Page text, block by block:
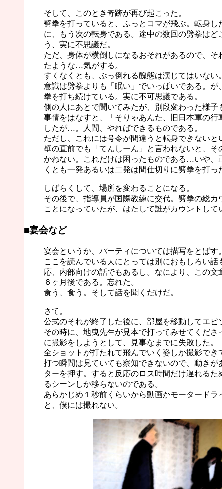
そして、このとき奇跡が再び起こった。
劈拳を打っていると、ふっとコマが飛ぶ。転身し
に、もう次の転身である。途中の数回の劈拳はど
う、実に不思議だ。
ただ、身体が横倒しになるおそれがあるので、そ
たような…気がする。
すくなくとも、ぶっ倒れる醜態は演じてはいない
意識は劈拳よりも「眠い」でいっぱいである。が
拳を打ち続けている。実に不可思議である。
側の人にあとで聞いてみたが、別段変わった様子
事情をはなすと、「そりゃあんた、旧日本軍の行
したが…。人間、やればできるものである。
ただし、これには号令が間違うと転身できないと
壁の直前でも「てんしーん」と言われないと、そ
かねない。これだけは困ったものである…いや、
くとも一発あるいは二発は間仕切りに劈拳を打っ
しばらくして、場所を変わることになる。
その後で、指導員が国際教練に交代。劈拳の総カ
ことになっていたが、はたして誰がカウントして
■宴会など
宴会というか、パーティについては描写をとばす
ここを読んでいる人にとっては別におもしろい話
応、内部向けの話でもあるし。なにより、この文
６ヶ月後である。忘れた。
食う、食う。そして話を聞くだけだ。
さて。
公式のそれが終了した後に、部屋を移動してエピ
その時に、地曳先生が見本で打ってみせてくださ
に撮影をしようとして、見事なまでに失敗した。
全ショットが打たれて飛んでいく姿しか撮影でき
打つ瞬間は見ていても察知できないので、動きが
ターを押す。すると反応のロス時間だけ遅れるた
るシーンしか移らないのである。
あらかじめ１秒前くらいから動画かモータードラ
と、僕には撮れない。